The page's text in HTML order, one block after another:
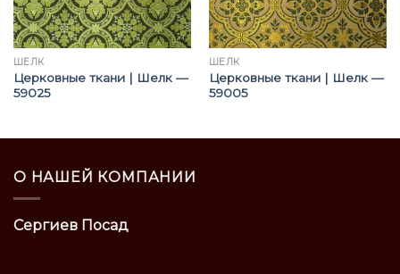
ШЁЛК
Церковные ткани | Шелк —
59025
ШЁЛК
Церковные ткани | Шелк —
59005
О НАШЕЙ КОМПАНИИ
Сергиев Посад